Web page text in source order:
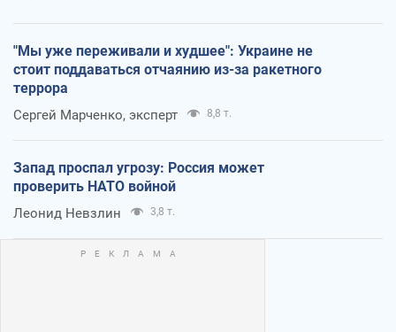
"Мы уже переживали и худшее": Украине не
стоит поддаваться отчаянию из-за ракетного
террора
Сергей Марченко, эксперт 8,8 т.
Запад проспал угрозу: Россия может
проверить НАТО войной
Леонид Невзлин 3,8 т.